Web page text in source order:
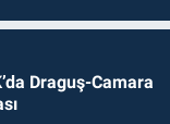
Draguş-Camara